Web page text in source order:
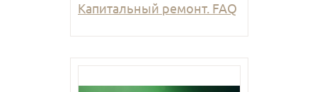
Капитальный ремонт. FAQ